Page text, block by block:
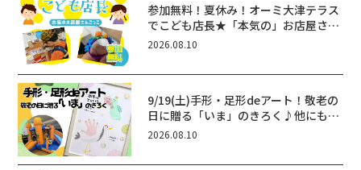
参加無料！夏休み！オーミ大津テラス
でこども店長★「本気の」お店屋さん
ごっこ8/22(土)開催！&ワークショッ
2026.08.10
9/19(土)手形・足形deアート！敬老の
日に贈る「いま」のきろく♪他にもふ
あふあ遊具などお楽しみがいっぱいの
2026.08.10